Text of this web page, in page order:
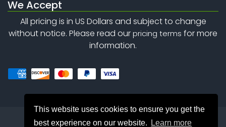
This website uses cookies to ensure you get the
best experience on our website.
Learn more
We Accept
All pricing is in US Dollars and subject to change
without notice. Please read ourpricing terms for more
information.